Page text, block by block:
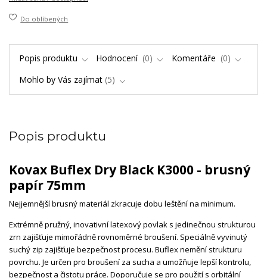
Do oblíbených
Popis produktu Hodnocení 0 Komentáře
0
Mohlo by Vás zajímat 5
Popis produktu
Kovax Buflex Dry Black K3000 - brusný
papír 75mm
Nejjemnější brusný materiál zkracuje dobu leštění na minimum.
Extrémně pružný, inovativní latexový povlak s jedinečnou strukturou
zrn zajišťuje mimořádně rovnoměrné broušení. Speciálně vyvinutý
suchý zip zajišťuje bezpečnost procesu. Buflex nemění strukturu
povrchu. Je určen pro broušení za sucha a umožňuje lepší kontrolu,
bezpečnost a čistotu práce. Doporučuje se pro použití s orbitální